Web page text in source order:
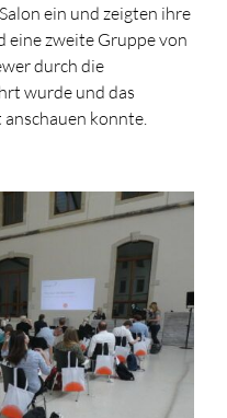
ein und zeigten ihre
eine zweite Gruppe von
durch die
wurde und das
konnte.